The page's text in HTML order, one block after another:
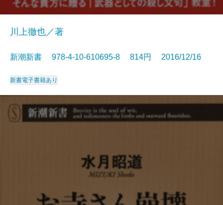
川上徹也／著
新潮新書 978-4-10-610695-8 814円 2016/12/16
新書電子書籍あり